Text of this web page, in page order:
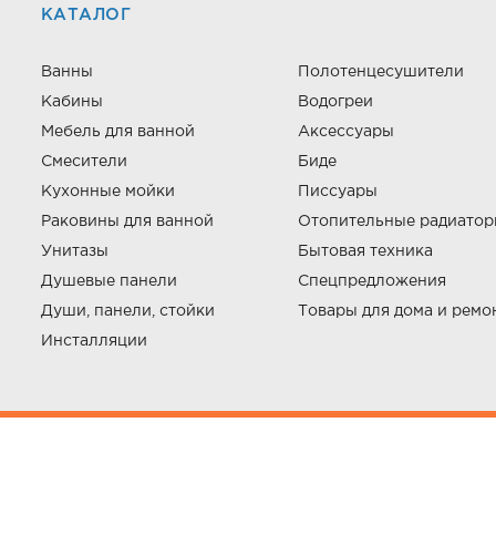
КАТАЛОГ
Ванны
Кабины
Мебель для ванной
Смесители
Кухонные мойки
Раковины для ванной
Унитазы
Душевые панели
Души, панели, стойки
Инсталляции
Полотенцесушители
Водогреи
Аксессуары
Биде
Писсуары
Отопительные
Бытовая техника
Спецпредложения
Товары для дома и